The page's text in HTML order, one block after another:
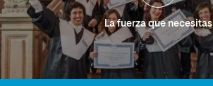
La fuerza que necesitas